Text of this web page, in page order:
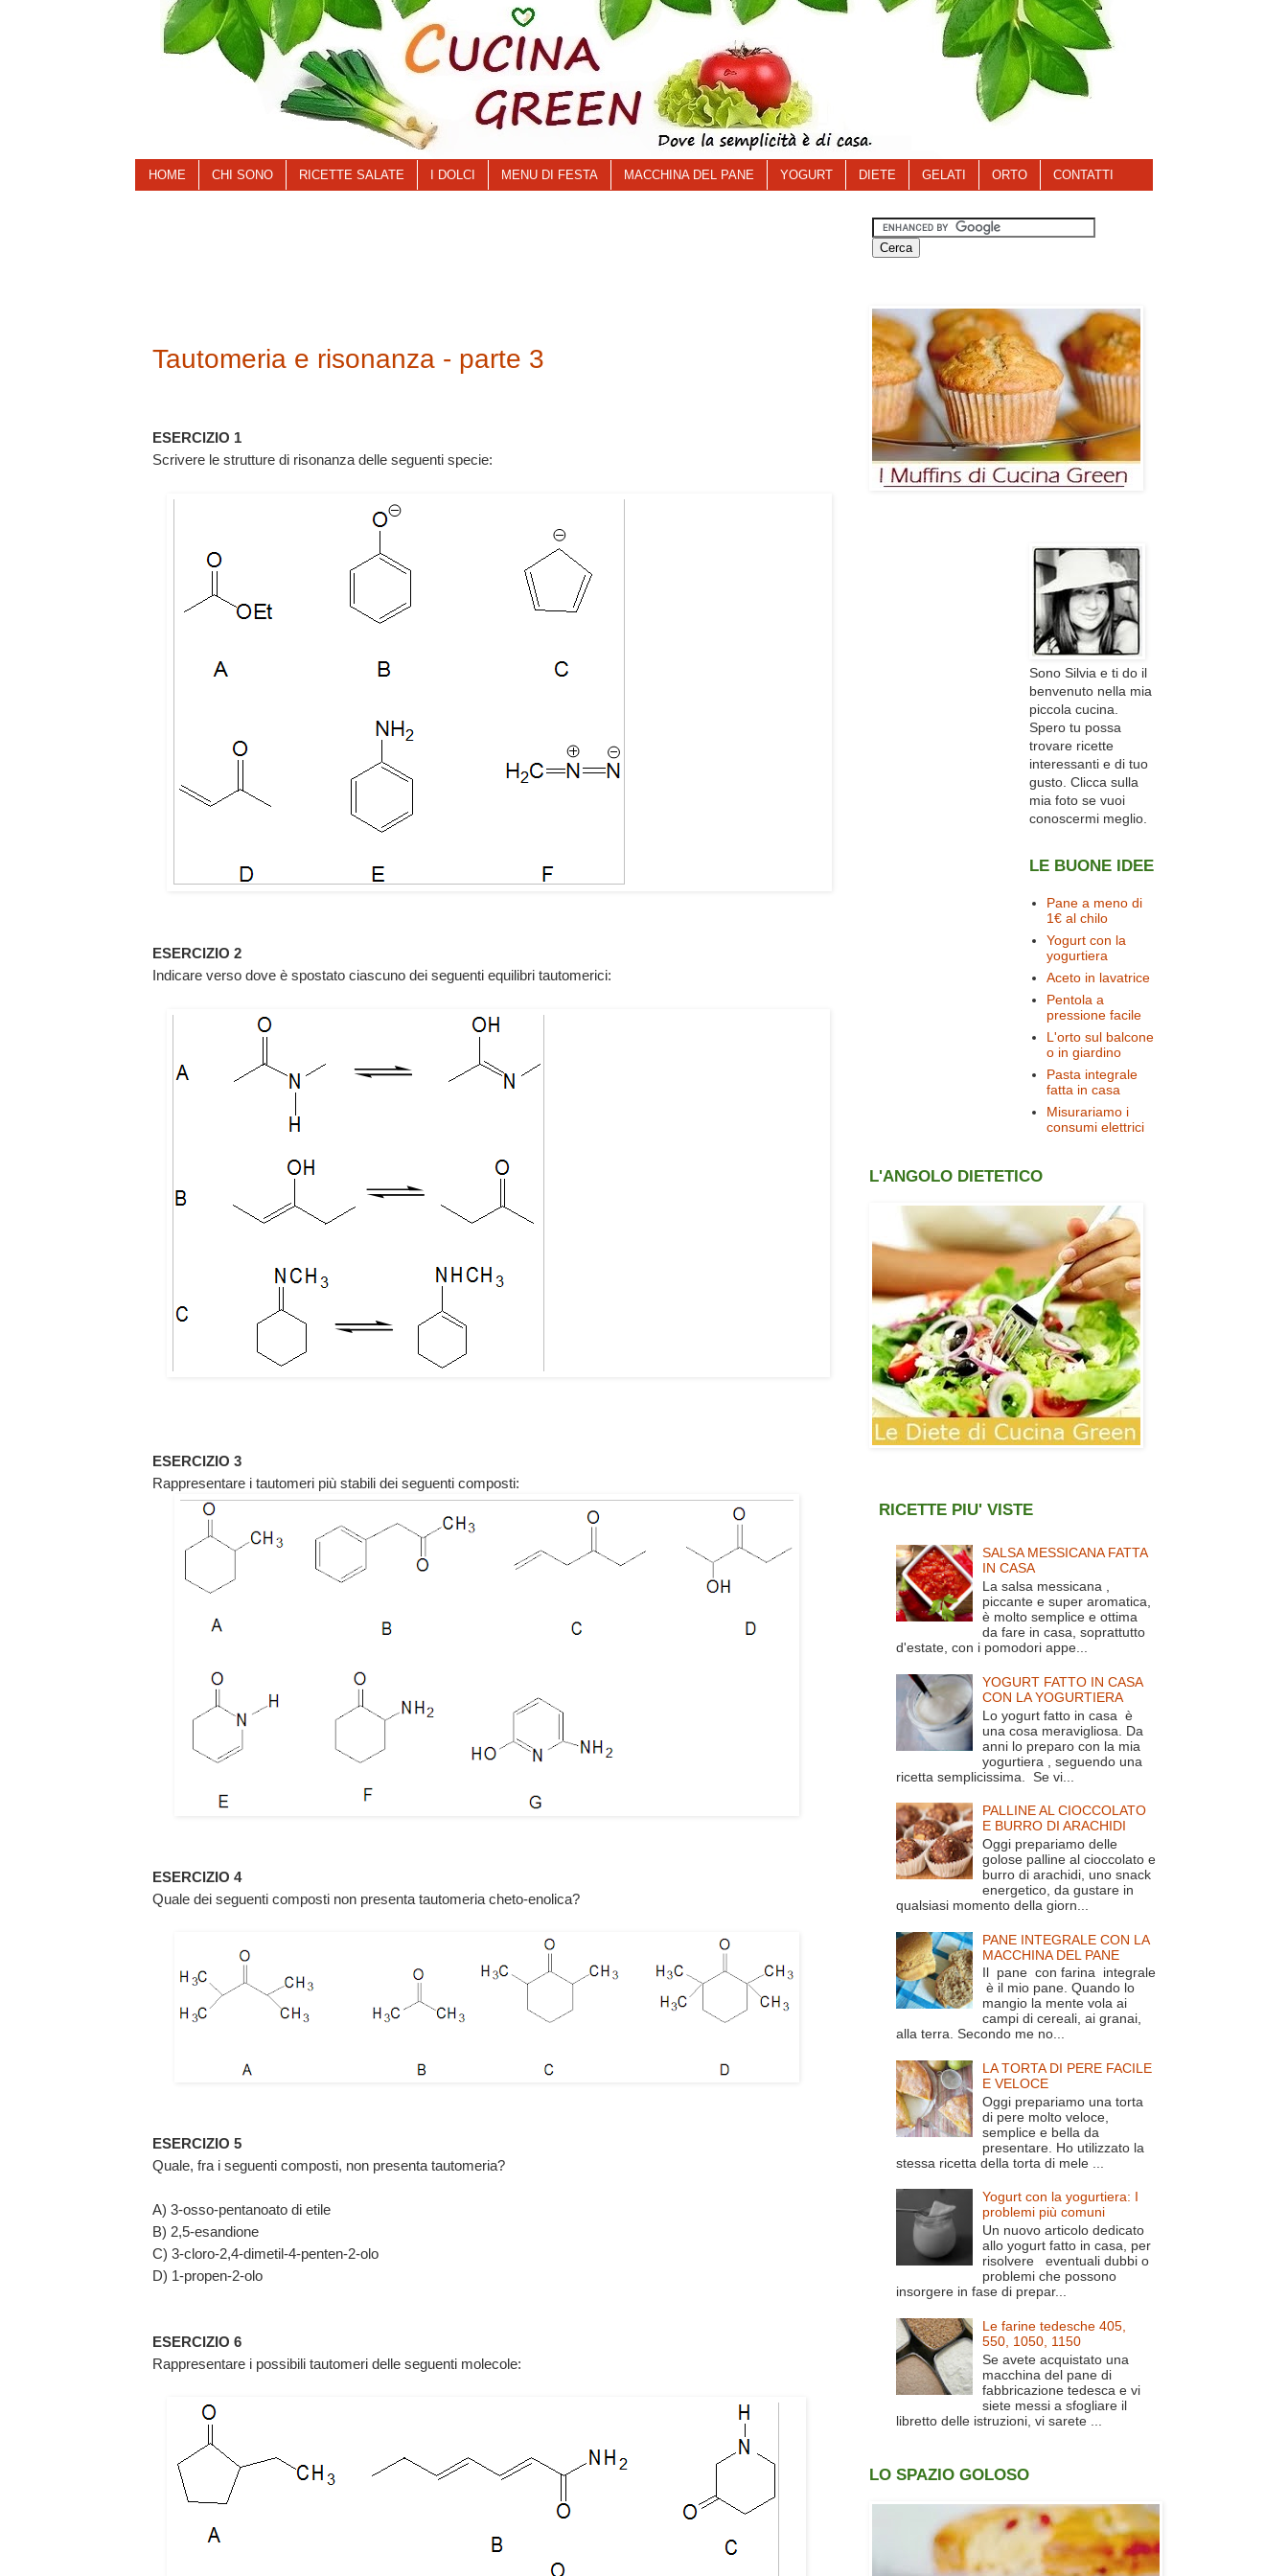
HOME CHI SONO RICETTE SALATE I DOLCI MENU DI FESTA MACCHINA DEL PANE YOGURT DIETE GELATI ORTO CONTATTI
Tautomeria e risonanza - parte 3
ESERCIZIO 1
Scrivere le strutture di risonanza delle seguenti specie:
ESERCIZIO 2
Indicare verso dove è spostato ciascuno dei seguenti equilibri tautomerici:
ESERCIZIO 3
Rappresentare i tautomeri più stabili dei seguenti composti:
ESERCIZIO 4
Quale dei seguenti composti non presenta tautomeria cheto-enolica?
ESERCIZIO 5
Quale, fra i seguenti composti, non presenta tautomeria?
A) 3-osso-pentanoato di etile
B) 2,5-esandione
C) 3-cloro-2,4-dimetil-4-penten-2-olo
D) 1-propen-2-olo
ESERCIZIO 6
Rappresentare i possibili tautomeri delle seguenti molecole:
Sono Silvia e ti do il
benvenuto nella mia
piccola cucina.
Spero tu possa
trovare ricette
interessanti e di tuo
gusto. Clicca sulla
mia foto se vuoi
conoscermi meglio.
LE BUONE IDEE
Pane a meno di
1€ al chilo
Yogurt con la
yogurtiera
Aceto in lavatrice
Pentola a
pressione facile
L'orto sul balcone
o in giardino
Pasta integrale
fatta in casa
Misurariamo i
consumi elettrici
L'ANGOLO DIETETICO
RICETTE PIU' VISTE
SALSA MESSICANA FATTA
IN CASA
La salsa messicana ,
piccante e super aromatica,
è molto semplice e ottima
da fare in casa, soprattutto
d'estate, con i pomodori appe...
YOGURT FATTO IN CASA
CON LA YOGURTIERA
Lo yogurt fatto in casa è
una cosa meravigliosa. Da
anni lo preparo con la mia
yogurtiera , seguendo una
ricetta semplicissima. Se vi...
PALLINE AL CIOCCOLATO
E BURRO DI ARACHIDI
Oggi prepariamo delle
golose palline al cioccolato e
burro di arachidi, uno snack
energetico, da gustare in
qualsiasi momento della giorn...
PANE INTEGRALE CON LA
MACCHINA DEL PANE
Il pane con farina integrale
è il mio pane. Quando lo
mangio la mente vola ai
campi di cereali, ai granai,
alla terra. Secondo me no...
LA TORTA DI PERE FACILE
E VELOCE
Oggi prepariamo una torta
di pere molto veloce,
semplice e bella da
presentare. Ho utilizzato la
stessa ricetta della torta di mele ...
Yogurt con la yogurtiera: I
problemi più comuni
Un nuovo articolo dedicato
allo yogurt fatto in casa, per
risolvere eventuali dubbi o
problemi che possono
insorgere in fase di prepar...
Le farine tedesche 405,
550, 1050, 1150
Se avete acquistato una
macchina del pane di
fabbricazione tedesca e vi
siete messi a sfogliare il
libretto delle istruzioni, vi sarete ...
LO SPAZIO GOLOSO